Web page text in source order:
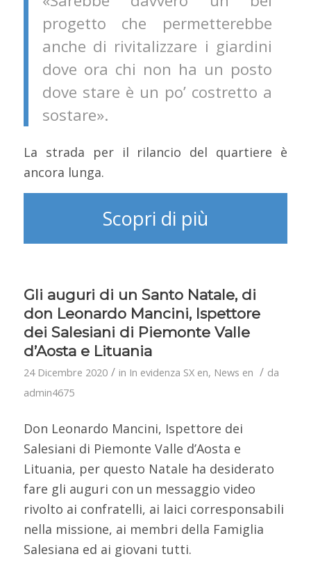
progetto che permetterebbe
anche di rivitalizzare i giardini
dove ora chi non ha un posto
dove stare è un po’ costretto a
sostare».
La strada per il rilancio del quartiere è
ancora lunga.
Scopri di più
Gli auguri di un Santo Natale, di
don Leonardo Mancini, Ispettore
dei Salesiani di Piemonte Valle
d’Aosta e Lituania
24 Dicembre 2020 / in In evidenza SX en, News en / da
admin4675
Don Leonardo Mancini, Ispettore dei
Salesiani di Piemonte Valle d’Aosta e
Lituania, per questo Natale ha desiderato
fare gli auguri con un messaggio video
rivolto ai confratelli, ai laici corresponsabili
nella missione, ai membri della Famiglia
Salesiana ed ai giovani tutti.